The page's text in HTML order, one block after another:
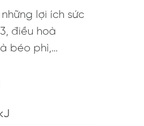
lợi ích sức
điều hoà
béo phì,…